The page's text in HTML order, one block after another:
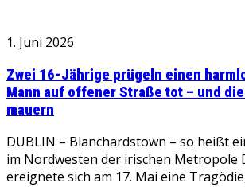
1. Juni 2026
Zwei 16-Jährige prügeln einen
Mann auf offener Straße tot – und
mauern
DUBLIN – Blanchardstown – so heißt
im Nordwesten der irischen Metropole
ereignete sich am 17. Mai eine